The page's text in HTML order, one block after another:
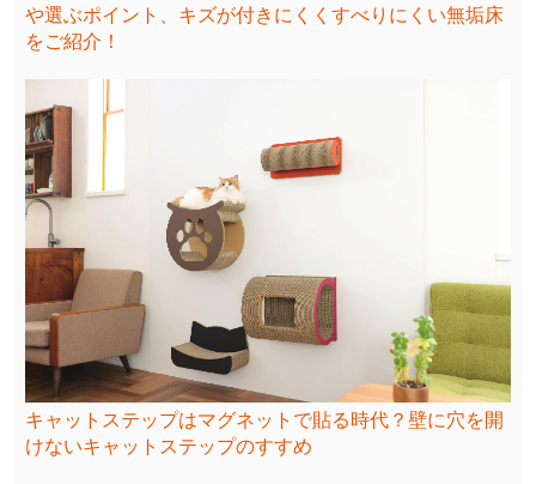
や選ぶポイント、キズが付きにくくすべりにくい無垢床
をご紹介！
キャットステップはマグネットで貼る時代？壁に穴を開
けないキャットステップのすすめ